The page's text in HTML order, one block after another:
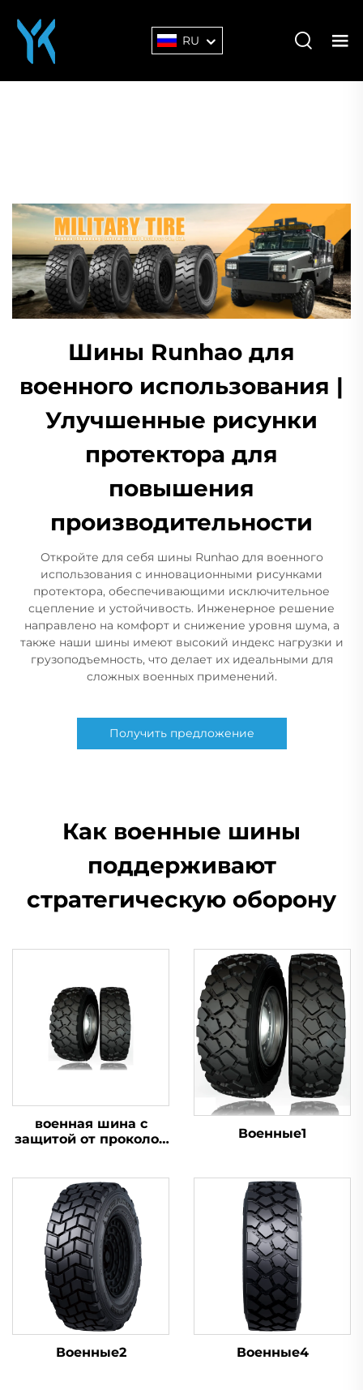
RU
Шины Runhao для
военного использования |
Улучшенные рисунки
протектора для
повышения
производительности
Откройте для себя шины Runhao для военного
использования с инновационными рисунками
протектора, обеспечивающими исключительное
сцепление и устойчивость. Инженерное решение
направлено на комфорт и снижение уровня шума, а
также наши шины имеют высокий индекс нагрузки и
грузоподъемность, что делает их идеальными для
сложных военных применений.
Получить предложение
Как военные шины
поддерживают
стратегическую оборону
военная шина с
защитой от проколов
Военные1
Военные2 Военные4